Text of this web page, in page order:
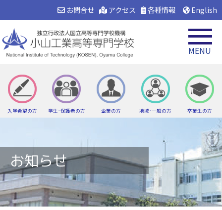
English
各種情報
アクセス
お問合せ
入学希望の方 学生･保護者の方 企業の方 地域･一般の方 卒業生の方
MENU
お知らせ